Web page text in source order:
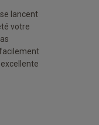
lancent
votre